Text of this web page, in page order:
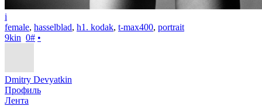
i
female, hasselblad, h1. kodak, t-max400, portrait
9kin 0# •
Dmitry Devyatkin
Профиль
Лента